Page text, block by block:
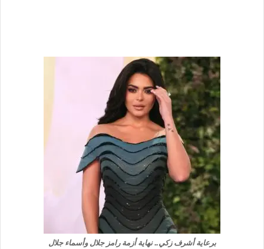
برعاية أشرف زكي.. نهاية أزمة رامز جلال وأسماء جلال